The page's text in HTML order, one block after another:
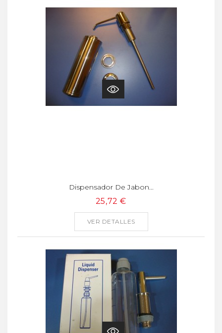
Dispensador De Jabon...
25,72 €
VER DETALLES